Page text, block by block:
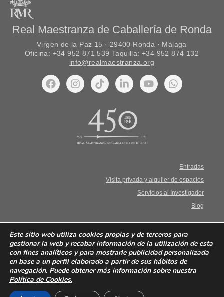
Real Maestranza de Caballería de Ronda
Virgen de la Paz 15 · 29400 Ronda · Málaga
Oficina: +34 952 871 539 Taquilla: +34 952 874 132
info@realmaestranza.org
Entradas
Visita privada y alquiler de espacios
Servicios al Investigador
Blog
Política de privacidad
Este sitio web utiliza cookies propias y de terceros para
gestionar la web y recabar información de la utilización de esta
con fines analíticos y para mostrarle publicidad personalizada
en base a un perfil elaborado a partir de sus hábitos de
navegación. Puede obtener más información sobre nuestra
Política de Cookies.